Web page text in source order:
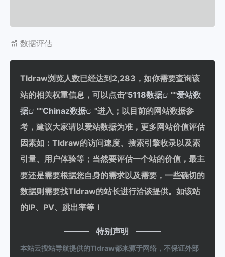
数据评估
Tldraw浏览人数已经达到2,283，如你需要查询该
站的相关权重信息，可以点击"5118数据 ""爱站数
据
""Chinaz数据
"进入；以目前的网站数据参
考，建议大家请以爱站数据为准，更多网站价值评估
因素如：Tldraw的访问速度、搜索引擎收录以及索
引量、用户体验等；当然要评估一个站的价值，最主
要还是需要根据您自身的需求以及需要，一些确切的
数据则需要找Tldraw的站长进行洽谈提供。如该站
的IP、PV、跳出率等！
特别声明
本站云搜站导航提供的Tldraw都来源于网络，不保证外部